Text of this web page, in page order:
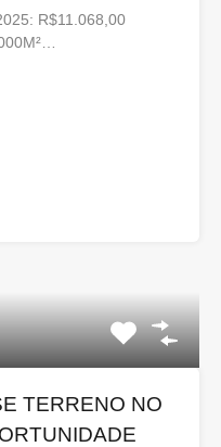
R$11.068,00
TERRENO NO